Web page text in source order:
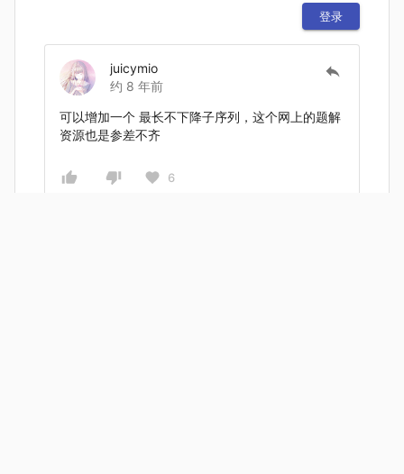
登录
juicymio
约 8 年前
可以增加一个 最长不下降子序列，这个网上的题解
资源也是参差不齐
6